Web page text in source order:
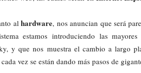
alhardware, nos anuncian que será
estamos introduciendo las
y que nos muestra el cambio a largo
vez se están dando más pasos de